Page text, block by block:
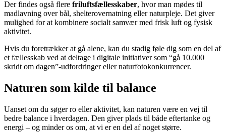
Der findes også flere friluftsfællesskaber, hvor man mødes til
madlavning over bål, shelterovernatning eller naturpleje. Det giver
mulighed for at kombinere socialt samvær med frisk luft og fysisk
aktivitet.
Hvis du foretrækker at gå alene, kan du stadig føle dig som en del af
et fællesskab ved at deltage i digitale initiativer som “gå 10.000
skridt om dagen”-udfordringer eller naturfotokonkurrencer.
Naturen som kilde til balance
Uanset om du søger ro eller aktivitet, kan naturen være en vej til
bedre balance i hverdagen. Den giver plads til både eftertanke og
energi – og minder os om, at vi er en del af noget større.